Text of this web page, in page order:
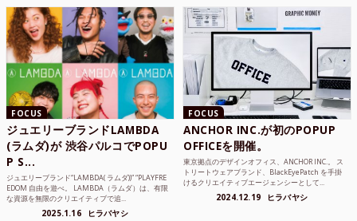
FOCUS
ジュエリーブランドLAMBDA
(ラムダ)が 渋谷パルコでPOPU
P S...
ジュエリーブランド“LAMBDA( ラムダ))” “PLAYFRE
EDOM 自由を遊べ。 LAMBDA（ラムダ）は、有限
な資源を無限のクリエイティブで追...
2025.1.16 ヒラバヤシ
FOCUS
ANCHOR INC.が初のPOPUP
OFFICEを開催。
東京拠点のデザインオフィス、ANCHOR INC.。 ス
トリートウェアブランド、BlackEyePatch を手掛
けるクリエイティブエージェンシーとして...
2024.12.19 ヒラバヤシ